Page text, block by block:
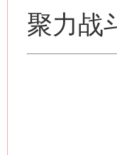
聚力战